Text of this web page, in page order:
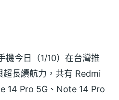
機今日（1/10）在台灣推
長續航力，共有 Redmi
14 Pro 5G、Note 14 Pro